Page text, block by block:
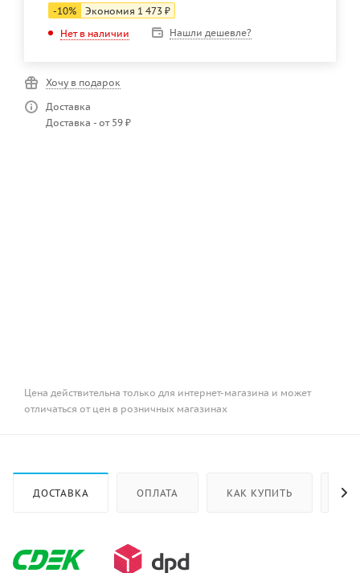
-10% Экономия 1 473 ₽
Нет в наличии
Нашли дешевле?
Хочу в подарок
Доставка
Доставка - от 59 ₽
Цена действительна только для интернет-магазина и может
отличаться от цен в розничных магазинах
ДОСТАВКА ОПЛАТА КАК КУПИТЬ